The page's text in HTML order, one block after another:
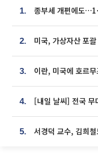
1.
2.
3.
4.
5.